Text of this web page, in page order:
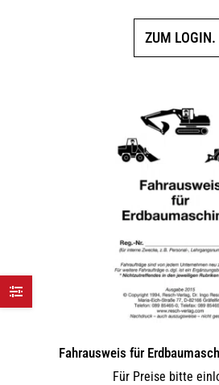
ZUM LOGIN.
Fahrausweis für
Für Preise bitte